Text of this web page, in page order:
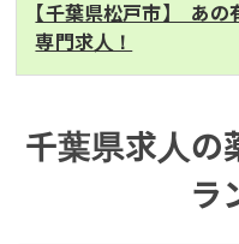
【千葉県松戸市】 あの
専門求人！
千葉県求人の
ラ